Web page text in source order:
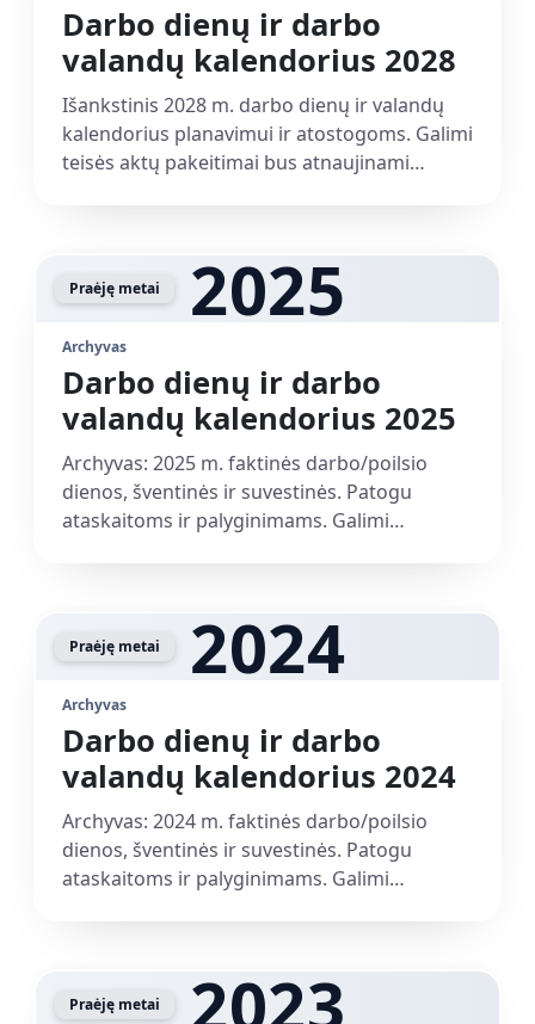
Darbo dienų ir darbo
valandų kalendorius 2028
Išankstinis 2028 m. darbo dienų ir valandų
kalendorius planavimui ir atostogoms. Galimi
teisės aktų pakeitimai bus atnaujinami
Praėję metai 2025
Archyvas
Darbo dienų ir darbo
valandų kalendorius 2025
Archyvas: 2025 m. faktinės darbo/poilsio
dienos, šventinės ir suvestinės. Patogu
ataskaitoms ir palyginimams. Galimi
Praėję metai 2024
Archyvas
Darbo dienų ir darbo
valandų kalendorius 2024
Archyvas: 2024 m. faktinės darbo/poilsio
dienos, šventinės ir suvestinės. Patogu
ataskaitoms ir palyginimams. Galimi
Praėję metai 2023